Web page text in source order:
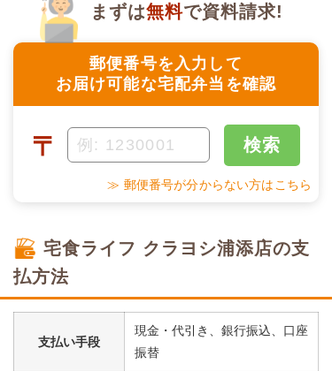
郵便番号を入力して
お届け可能な宅配弁当を確認
まずは無料で資料請求!
〒 検索
≫ 郵便番号が分からない方はこちら
宅食ライフ クラヨシ浦添店の支
払方法
支払い手段
現金・代引き、銀行振込、口座
振替